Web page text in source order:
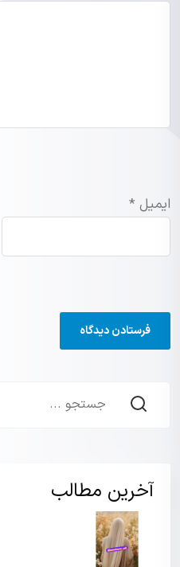
ایمیل *
آخرین مطالب